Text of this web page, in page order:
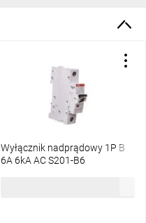
Wyłącznik nadprądowy 1P B
6A 6kA AC S201-B6